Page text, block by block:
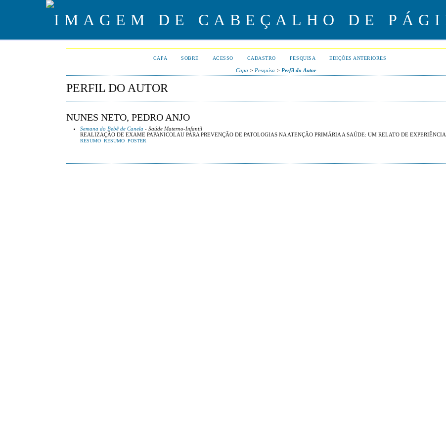
CAPA SOBRE ACESSO CADASTRO PESQUISA EDIÇÕES ANTERIORES
Capa > Pesquisa > Perfil do Autor
PERFIL DO AUTOR
NUNES NETO, PEDRO ANJO
Semana do Bebê de Canela - Saúde Materno-Infantil
REALIZAÇÃO DE EXAME PAPANICOLAU PARA PREVENÇÃO DE PATOLOGIAS NA ATENÇÃO PRIMÁRIA A SAÚDE: UM RELATO DE EXPERIÊNCIA
RESUMO RESUMO POSTER